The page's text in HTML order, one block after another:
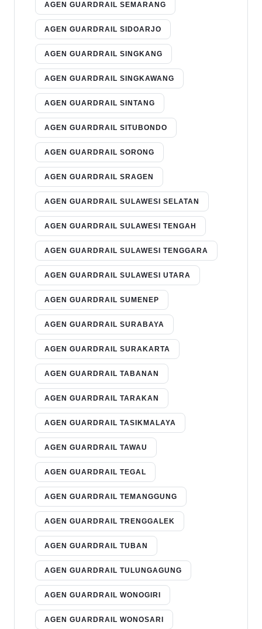
AGEN GUARDRAIL SEMARANG
AGEN GUARDRAIL SIDOARJO
AGEN GUARDRAIL SINGKANG
AGEN GUARDRAIL SINGKAWANG
AGEN GUARDRAIL SINTANG
AGEN GUARDRAIL SITUBONDO
AGEN GUARDRAIL SORONG
AGEN GUARDRAIL SRAGEN
AGEN GUARDRAIL SULAWESI SELATAN
AGEN GUARDRAIL SULAWESI TENGAH
AGEN GUARDRAIL SULAWESI TENGGARA
AGEN GUARDRAIL SULAWESI UTARA
AGEN GUARDRAIL SUMENEP
AGEN GUARDRAIL SURABAYA
AGEN GUARDRAIL SURAKARTA
AGEN GUARDRAIL TABANAN
AGEN GUARDRAIL TARAKAN
AGEN GUARDRAIL TASIKMALAYA
AGEN GUARDRAIL TAWAU
AGEN GUARDRAIL TEGAL
AGEN GUARDRAIL TEMANGGUNG
AGEN GUARDRAIL TRENGGALEK
AGEN GUARDRAIL TUBAN
AGEN GUARDRAIL TULUNGAGUNG
AGEN GUARDRAIL WONOGIRI
AGEN GUARDRAIL WONOSARI